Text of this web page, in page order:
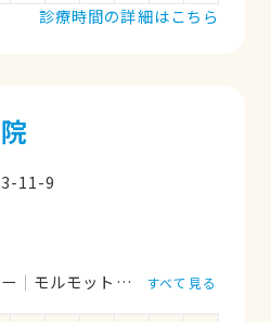
診療時間の詳細はこちら
3-11-9
モルモット うさぎ 鳥類
すべて見る